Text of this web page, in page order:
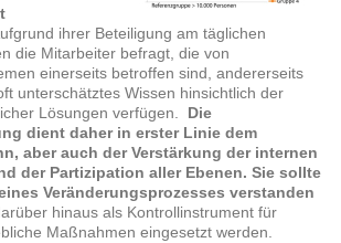
ihrer Beteiligung am täglichen
die Mitarbeiter befragt, die von
einerseits betroffen sind, andererseits
unterschätztes Wissen hinsichtlich der
Lösungen verfügen. Die
dient daher in erster Linie dem
aber auch der Verstärkung der internen
der Partizipation aller Ebenen. Sie sollte
Veränderungsprozesses verstanden
hinaus als Kontrollinstrument für
Maßnahmen eingesetzt werden.